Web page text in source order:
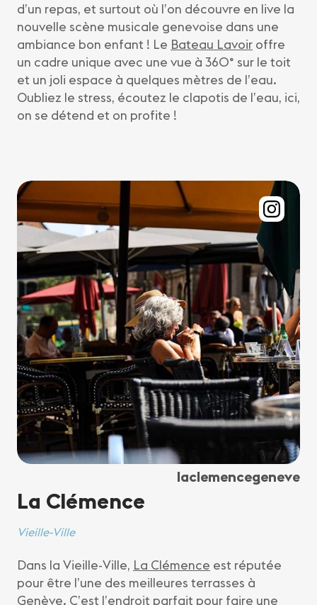
d’un repas, et surtout où l’on découvre en live la
nouvelle scène musicale genevoise dans une
ambiance bon enfant ! Le Bateau Lavoir offre
un cadre unique avec une vue à 360° sur le toit
et un joli espace à quelques mètres de l’eau.
Oubliez le stress, écoutez le clapotis de l’eau, ici,
on se détend et on profite !
laclemencegeneve
La Clémence
Vieille-Ville
Dans la Vieille-Ville, La Clémence est réputée
pour être l’une des meilleures terrasses à
Genève. C’est l’endroit parfait pour faire une